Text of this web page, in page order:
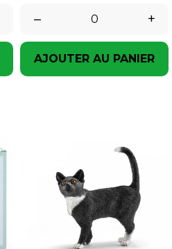
– +
AJOUTER AU PANIER